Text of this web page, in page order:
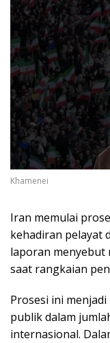
Khamenei
Iran memulai
kehadiran pelayat
laporan menyebut
saat rangkaian
Prosesi ini
publik dalam
internasional.